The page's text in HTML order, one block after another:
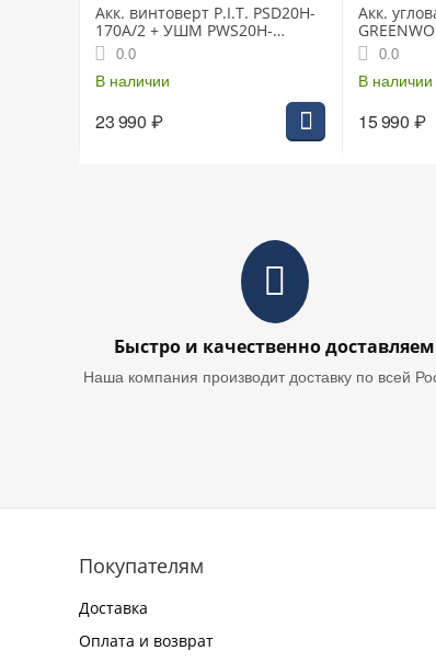
Акк. винтоверт P.I.T. PSD20H-
170A/2 + УШМ PWS20H-
125A/1, + подарок PSA20H-
115A
0.0
В наличии
23 990 ₽
Акк.
24 В, 1х5
ЗУ, сумка
0.0
В наличии
15 990 ₽
Быстро и качественно доставляем
Наша компания производит доставку по всей
Покупателям
Доставка
Оплата и возврат